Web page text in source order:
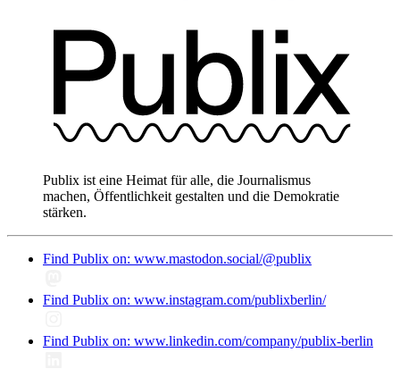
Publix ist eine Heimat für alle, die Journalismus
machen, Öffentlichkeit gestalten und die Demokratie
stärken.
Find Publix on: www.mastodon.social/@publix
Find Publix on: www.instagram.com/publixberlin/
Find Publix on: www.linkedin.com/company/publix-berlin